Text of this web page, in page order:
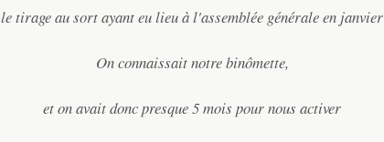
le tirage au sort ayant eu lieu à l'assemblée générale en janvier
On connaissait notre binômette,
et on avait donc presque 5 mois pour nous activer